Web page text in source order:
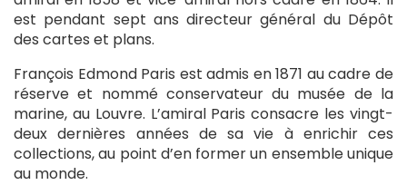
est pendant sept ans directeur général du Dépôt
des cartes et plans.
François Edmond Paris est admis en 1871 au cadre de
réserve et nommé conservateur du musée de la
marine, au Louvre. L’amiral Paris consacre les vingt-
deux dernières années de sa vie à enrichir ces
collections, au point d’en former un ensemble unique
au monde.